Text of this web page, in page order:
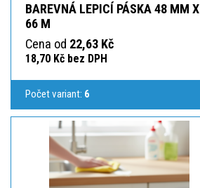
BAREVNÁ LEPICÍ PÁSKA 48 MM X
66 M
Cena od 22,63 Kč
18,70 Kč bez DPH
Počet variant: 6